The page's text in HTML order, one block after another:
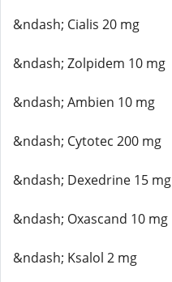
&ndash; Cialis 20 mg
&ndash; Zolpidem 10 mg
&ndash; Ambien 10 mg
&ndash; Cytotec 200 mg
&ndash; Dexedrine 15 mg
&ndash; Oxascand 10 mg
&ndash; Ksalol 2 mg